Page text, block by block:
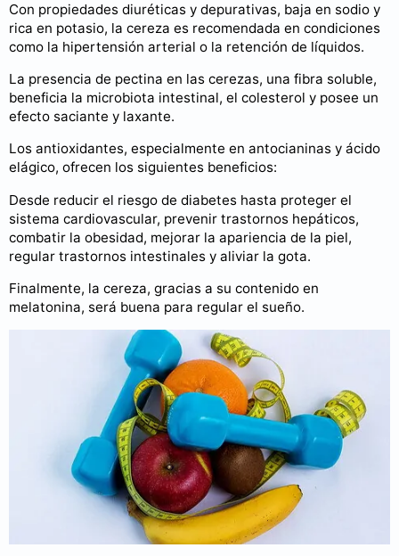
Con propiedades diuréticas y depurativas, baja en sodio y
rica en potasio, la cereza es recomendada en condiciones
como la hipertensión arterial o la retención de líquidos.
La presencia de pectina en las cerezas, una fibra soluble,
beneficia la microbiota intestinal, el colesterol y posee un
efecto saciante y laxante.
Los antioxidantes, especialmente en antocianinas y ácido
elágico, ofrecen los siguientes beneficios:
Desde reducir el riesgo de diabetes hasta proteger el
sistema cardiovascular, prevenir trastornos hepáticos,
combatir la obesidad, mejorar la apariencia de la piel,
regular trastornos intestinales y aliviar la gota.
Finalmente, la cereza, gracias a su contenido en
melatonina, será buena para regular el sueño.